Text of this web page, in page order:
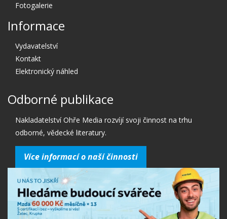
Fotogalerie
Informace
Vydavatelství
Kontakt
Elektronický náhled
Odborné publikace
Nakladatelství Ohře Media rozvíjí svoji činnost na trhu
odborné, vědecké literatury.
Více informací o naší činnosti